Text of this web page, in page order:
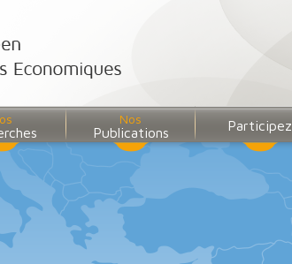
Nos
Publications Participez